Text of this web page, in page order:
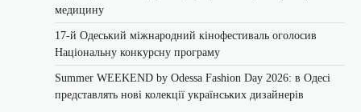
медицину
17-й Одеський міжнародний кінофестиваль оголосив
Національну конкурсну програму
Summer WEEKEND by Odessa Fashion Day 2026: в Одесі
представлять нові колекції українських дизайнерів